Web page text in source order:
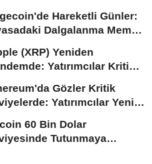
Hareketli Günler:
Dalgalanma Meme
(XRP) Yeniden
Yatırımcılar Kritik
Gözler Kritik
Yatırımcılar Yeni
60 Bin Dolar
Tutunmaya